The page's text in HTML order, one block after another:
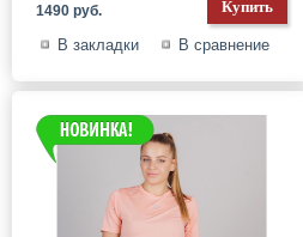
1490 руб.
В закладки В сравнение